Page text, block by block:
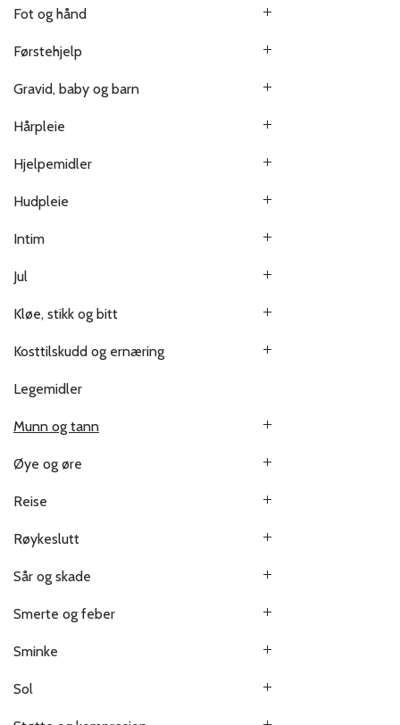
Fot og hånd
Førstehjelp
Gravid, baby og barn
Hårpleie
Hjelpemidler
Hudpleie
Intim
Jul
Kløe, stikk og bitt
Kosttilskudd og ernæring
Legemidler
Munn og tann
Øye og øre
Reise
Røykeslutt
Sår og skade
Smerte og feber
Sminke
Sol